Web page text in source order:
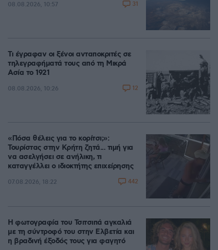
08.08.2026, 10:57 31
Τι έγραφαν οι ξένοι ανταποκριτές σε
τηλεγραφήματά τους από τη Μικρά
Ασία το 1921
08.08.2026, 10:26 12
«Πόσα θέλεις για το κορίτσι;»:
Τουρίστας στην Κρήτη ζητά... τιμή για
να ασελγήσει σε ανήλικη, τι
καταγγέλλει ο ιδιοκτήτης επιχείρησης
07.08.2026, 18:22 442
Η φωτογραφία του Τσιτσιπά αγκαλιά
με τη σύντροφό του στην Ελβετία και
η βραδινή έξοδός τους για φαγητό